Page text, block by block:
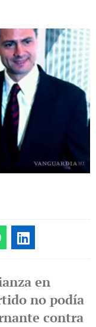
en
no podía
contra